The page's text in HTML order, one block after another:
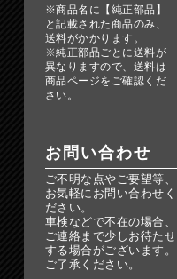
※商品名に【純正部品】
と記載された商品のみ、
送料がかかります。
※純正部品ごとに送料が
異なりますので、送料は
商品ページをご確認くだ
さい。
お問い合わせ
ご不明な点やご要望等、
お気軽にお問い合わせく
ださい。
車検などで不在の場合、
ご連絡まで少しお待たせ
する場合がございます。
ご了承ください。